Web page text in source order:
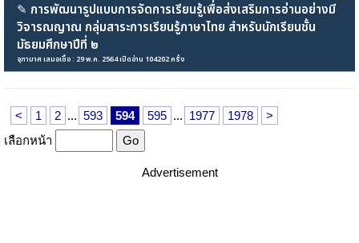
✎ การพัฒนารูปแบบการจัดการเรียนรู้เพื่อส่งเสริมการอ่านอย่างมี
วิจารณญาณ กลุ่มสาระการเรียนรู้ภาษาไทย สำหรับนักเรียนชั้น
มัธยมศึกษาปีที่ ๒
จุฑามาศ เสมอเชื้อ : 29 พ.ค. 2564 เปิดอ่าน 104202 ครั้ง
< 1 2 ... 593 594 595 ... 1977 1978
>
เลือกหน้า
Advertisement